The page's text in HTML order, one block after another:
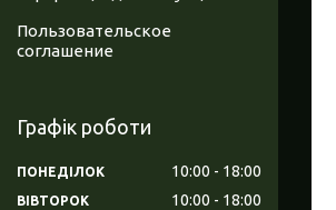
Пользовательское
соглашение
Графік роботи
ПОНЕДІЛОК 10:00 18:00
ВІВТОРОК 10:00 18:00